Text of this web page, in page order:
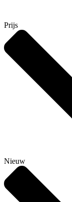
Prijs
Nieuw